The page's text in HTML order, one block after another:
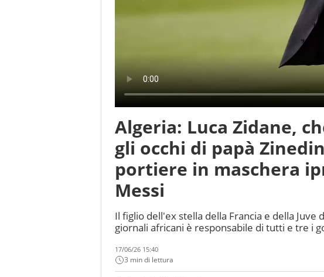
Algeria: Luca Zidane,
gli occhi di papà
portiere in maschera
Messi
Il figlio dell'ex stella della Francia e della Juve
giornali africani è responsabile di tutti e tre i
17/06/26 15:40
3 min di lettura